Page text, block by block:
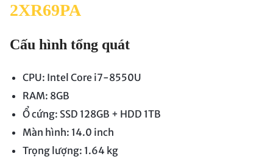
2XR69PA
Cấu hình tổng quát
CPU: Intel Core i7-8550U
RAM: 8GB
Ổ cứng: SSD 128GB + HDD 1TB
Màn hình: 14.0 inch
Trọng lượng: 1.64 kg